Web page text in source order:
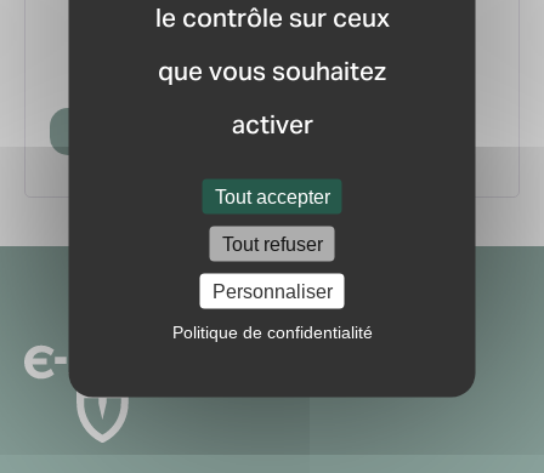
le contrôle sur ceux
que vous souhaitez
activer
Tout accepter
Tout refuser
Personnaliser
Politique de confidentialité
pour ne manquer aucune
information ou nouveauté du marché.
Créer mon compte